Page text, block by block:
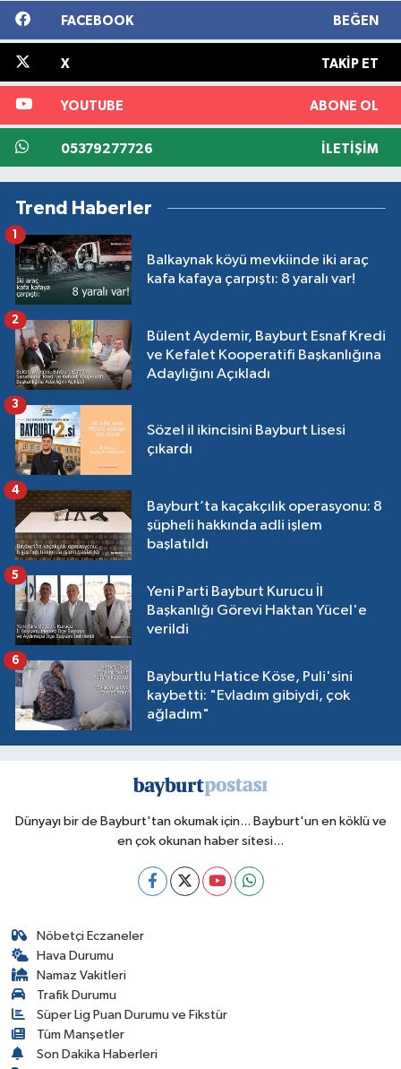
FACEBOOK BEĞEN
X TAKIP ET
YOUTUBE ABONE OL
05379277726 İLETIŞIM
Trend Haberler
Balkaynak köyü mevkiinde iki araç
kafa kafaya çarpıştı: 8 yaralı var!
1
Bülent Aydemir, Bayburt Esnaf Kredi
ve Kefalet Kooperatifi Başkanlığına
Adaylığını Açıkladı
2
Sözel il ikincisini Bayburt Lisesi
çıkardı
3
Bayburt’ta kaçakçılık operasyonu: 8
şüpheli hakkında adli işlem
başlatıldı
4
Yeni Parti Bayburt Kurucu İl
Başkanlığı Görevi Haktan Yücel'e
verildi
5
Bayburtlu Hatice Köse, Puli'sini
kaybetti: "Evladım gibiydi, çok
ağladım"
6
Dünyayı bir de Bayburt'tan okumak için... Bayburt'un en köklü ve
en çok okunan haber sitesi...
Nöbetçi Eczaneler
Hava Durumu
Namaz Vakitleri
Trafik Durumu
Süper Lig Puan Durumu ve Fikstür
Tüm Manşetler
Son Dakika Haberleri